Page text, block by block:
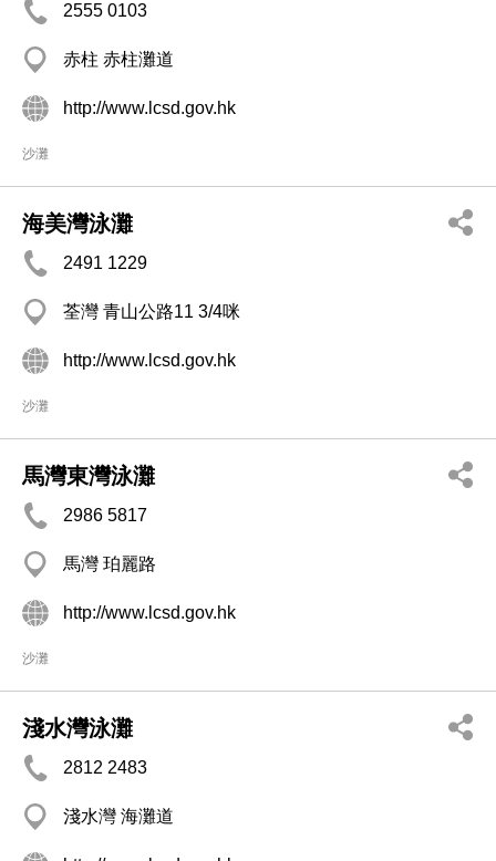
2555 0103
赤柱 赤柱灘道
http://www.lcsd.gov.hk
沙灘
海美灣泳灘
2491 1229
荃灣 青山公路11 3/4咪
http://www.lcsd.gov.hk
沙灘
馬灣東灣泳灘
2986 5817
馬灣 珀麗路
http://www.lcsd.gov.hk
沙灘
淺水灣泳灘
2812 2483
淺水灣 海灘道